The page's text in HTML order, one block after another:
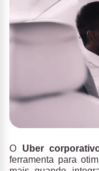
O Uber
ferramenta para